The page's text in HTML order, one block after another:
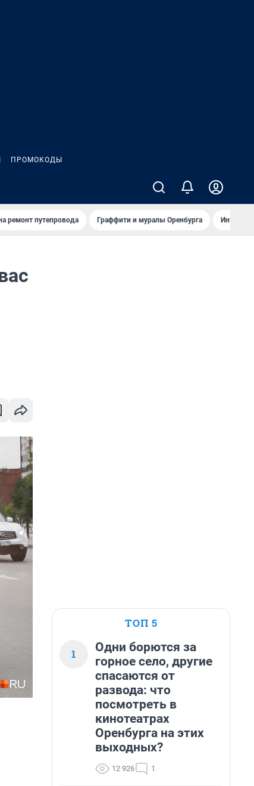
ПРОМОКОДЫ
ремонт путепровода Граффити и муралы Оренбурга
ТОП 5
1
Одни борются за
горное село, другие
спасаются от
развода: что
посмотреть в
кинотеатрах
Оренбурга на этих
выходных?
12 926 1